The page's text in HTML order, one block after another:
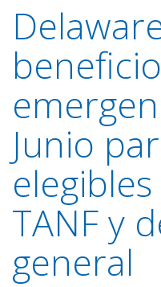
Junio
TANF y
general